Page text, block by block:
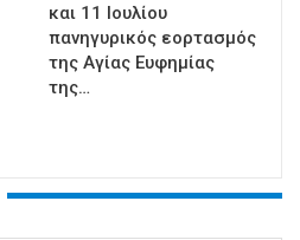
και 11 Ιουλίου
πανηγυρικός εορτασμός
της Αγίας Ευφημίας
της…